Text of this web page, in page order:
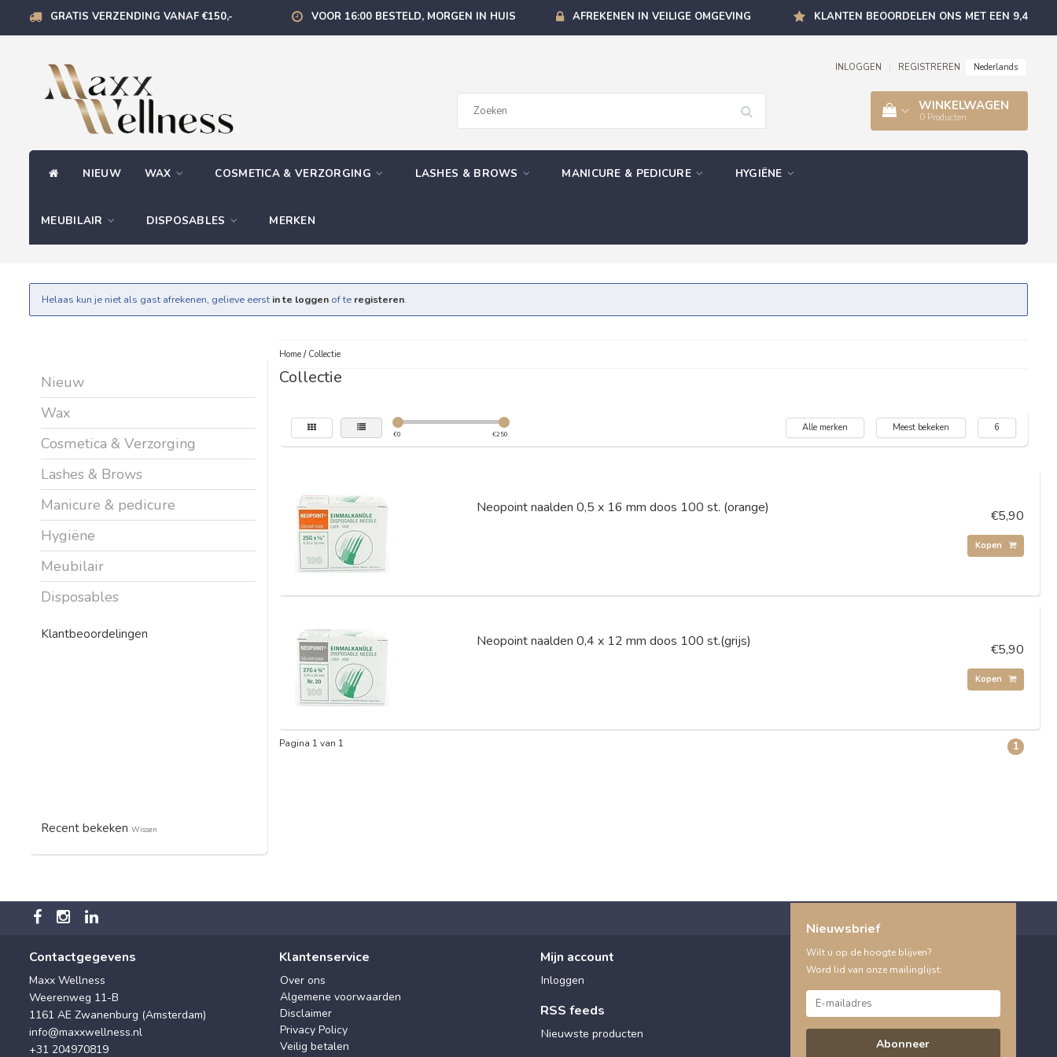
GRATIS VERZENDING VANAF €150,- VOOR 16:00 BESTELD, MORGEN IN HUIS AFREKENEN IN VEILIGE OMGEVING KLANTEN BEOORDELEN ONS MET EEN 9,4
INLOGGEN REGISTREREN Nederlands
WINKELWAGEN
0 Producten
NIEUW WAX COSMETICA & VERZORGING LASHES & BROWS MANICURE & PEDICURE HYGIËNE
MEUBILAIR DISPOSABLES MERKEN
Helaas kun je niet als gast afrekenen, gelieve eerst in te loggen of te registeren.
Nieuw
Wax
Cosmetica & Verzorging
Lashes & Brows
Manicure & pedicure
Hygiëne
Meubilair
Disposables
Klantbeoordelingen
Recent bekeken Wissen
Home/ Collectie
Collectie
€0 €250
Alle merken Meest bekeken 6
Neopoint naalden 0,5 x 16 mm doos 100 st. (orange) €5,90
Kopen
Neopoint naalden 0,4 x 12 mm doos 100 st.(grijs) €5,90
Kopen
Pagina 1 van 1 1
Contactgegevens
Maxx Wellness
Weerenweg 11-B
1161 AE Zwanenburg (Amsterdam)
info@maxxwellness.nl
+31 204970819
Klantenservice
Over ons
Algemene voorwaarden
Disclaimer
Privacy Policy
Veilig betalen
Mijn account
Inloggen
RSS feeds
Nieuwste producten
Nieuwsbrief
Wilt u op de hoogte blijven?
Word lid van onze mailinglijst:
Abonneer